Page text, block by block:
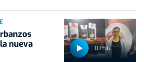
07:56
nueva